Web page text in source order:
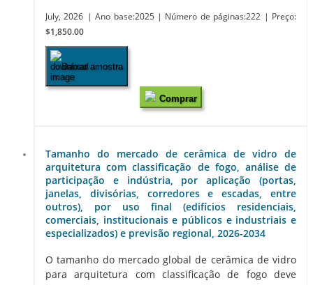
July, 2026 | Ano base:2025 | Número de páginas:222 | Preço:
$1,850.00
Baixar amostra
Comprar
Tamanho do mercado de cerâmica de vidro de
arquitetura com classificação de fogo, análise de
participação e indústria, por aplicação (portas,
janelas, divisórias, corredores e escadas, entre
outros), por uso final (edifícios residenciais,
comerciais, institucionais e públicos e industriais e
especializados) e previsão regional, 2026-2034
O tamanho do mercado global de cerâmica de vidro
para arquitetura com classificação de fogo deve